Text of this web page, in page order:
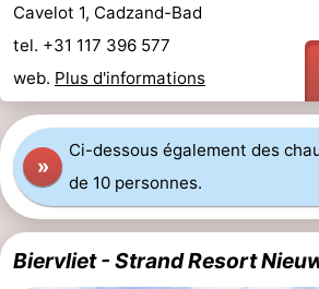
Cavelot 1, Cadzand-Bad
tel. +31 117 396 577
web. Plus d'informations
»
Ci-dessous également des
de 10 personnes.
Biervliet - Strand Resort